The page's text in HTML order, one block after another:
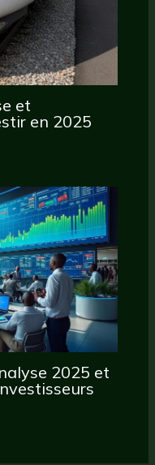
et
en 2025
2025 et